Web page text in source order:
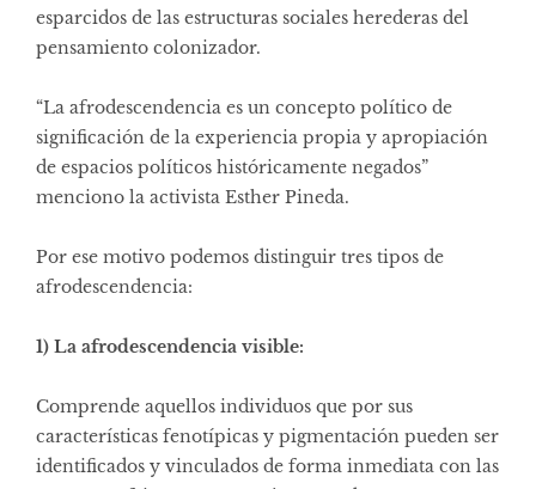
esparcidos de las estructuras sociales herederas del
pensamiento colonizador.
“La afrodescendencia es un concepto político de
significación de la experiencia propia y apropiación
de espacios políticos históricamente negados”
menciono la activista Esther Pineda.
Por ese motivo podemos distinguir tres tipos de
afrodescendencia:
1) La afrodescendencia visible:
Comprende aquellos individuos que por sus
características fenotípicas y pigmentación pueden ser
identificados y vinculados de forma inmediata con las